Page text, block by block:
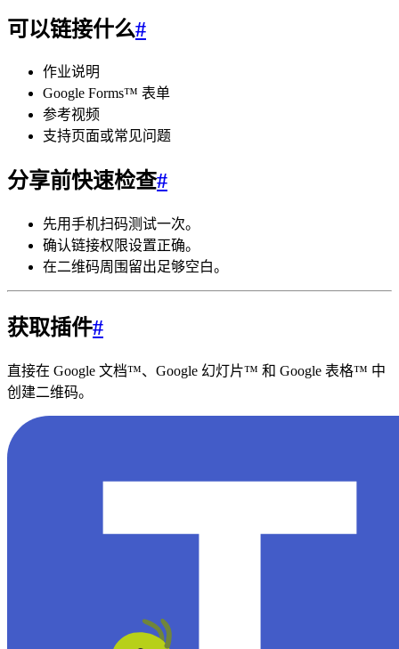
可以链接什么#
作业说明
Google Forms™ 表单
参考视频
支持页面或常见问题
分享前快速检查#
先用手机扫码测试一次。
确认链接权限设置正确。
在二维码周围留出足够空白。
获取插件#
直接在 Google 文档™、Google 幻灯片™ 和 Google 表格™ 中
创建二维码。